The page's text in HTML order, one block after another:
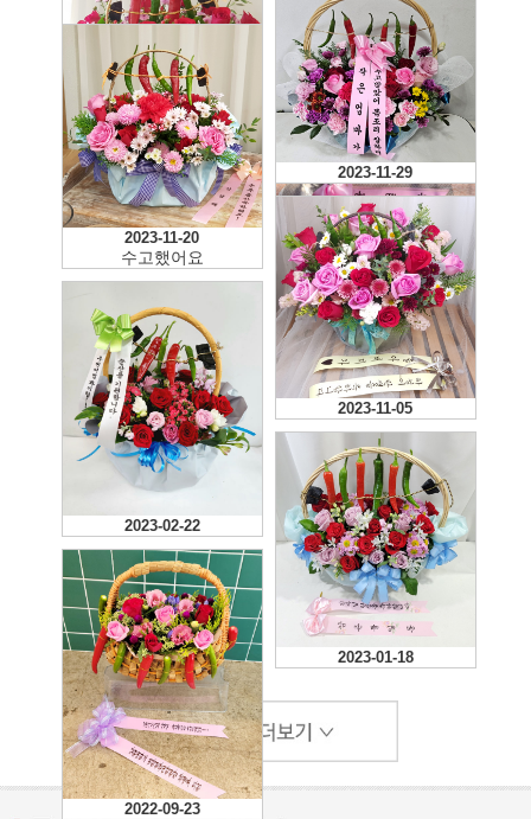
2025-07-09
너무 예쁘게 잘 배송와서
좋어요 만족 100입니당!
2024-05-18
2023-11-29
2023-11-20
수고했어요
2023-11-05
2023-02-22
2023-01-18
2022-09-23